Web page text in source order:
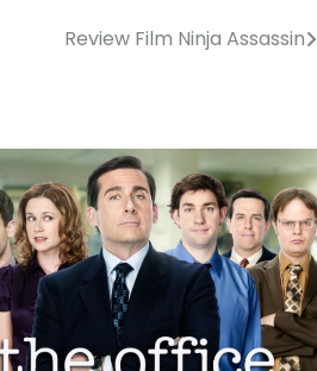
Review Film Ninja Assassin